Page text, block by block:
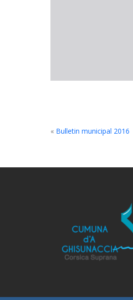
« Bulletin municipal 2016